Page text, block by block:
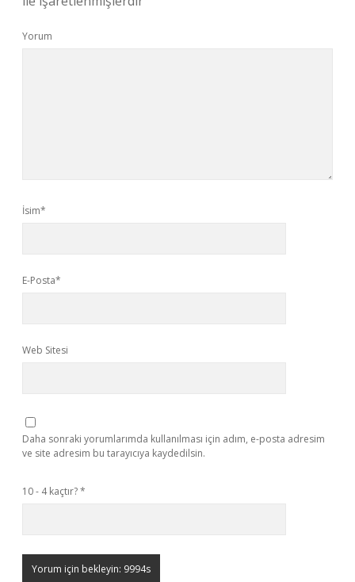
Yorum
İsim*
E-Posta*
Web Sitesi
Daha sonraki yorumlarımda kullanılması için adım, e-posta adresim
ve site adresim bu tarayıcıya kaydedilsin.
10 - 4 kaçtır?*